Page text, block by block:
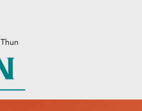
Bloomtasty
Shopping a mani libere
Thun